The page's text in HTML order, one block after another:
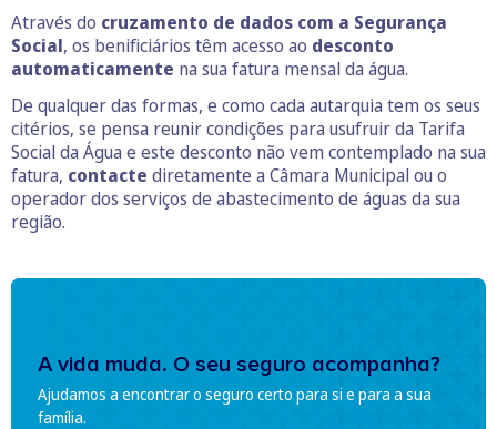
Através do cruzamento de dados com a Segurança
Social, os benificiários têm acesso ao desconto
automaticamente na sua fatura mensal da água.
De qualquer das formas, e como cada autarquia tem os seus
citérios, se pensa reunir condições para usufruir da Tarifa
Social da Água e este desconto não vem contemplado na sua
fatura, contacte diretamente a Câmara Municipal ou o
operador dos serviços de abastecimento de águas da sua
região.
A vida muda. O seu seguro acompanha?
Ajudamos a encontrar o seguro certo para si e para a sua
família.